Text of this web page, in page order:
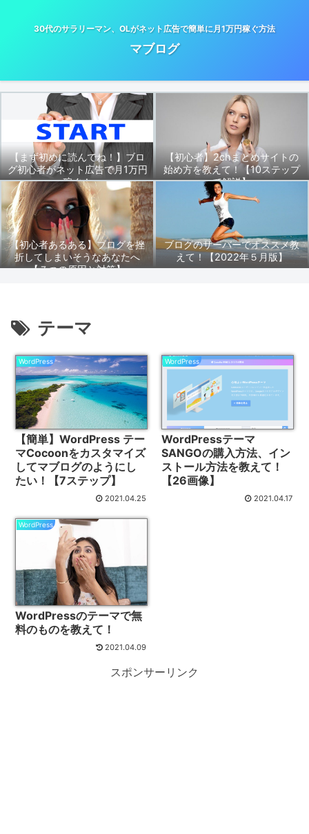
30代のサラリーマン、OLがネット広告で簡単に月1万円稼ぐ方法
マブログ
【まず初めに読んでね！】ブロ
グ初心者がネット広告で月1万円
稼ぐ！
【初心者】2chまとめサイトの
始め方を教えて！【10ステップ
で解説】
【初心者あるある】ブログを挫
折してしまいそうなあなたへ
【７つの原因と対策】
ブログのサーバーでオススメ教
えて！【2022年５月版】
テーマ
WordPress
【簡単】WordPress テー
マCocoonをカスタマイズ
してマブログのようにし
たい！【7ステップ】
2021.04.25
WordPress
WordPressテーマ
SANGOの購入方法、イン
ストール方法を教えて！
【26画像】
2021.04.17
WordPress
WordPressのテーマで無
料のものを教えて！
2021.04.09
スポンサーリンク